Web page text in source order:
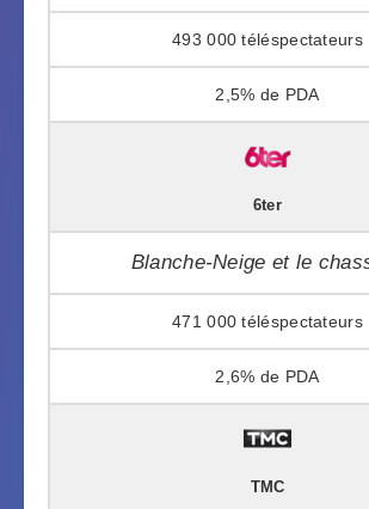
493 000
2,5%
6ter
Blanche-Neige et le
471 000
2,6%
TMC